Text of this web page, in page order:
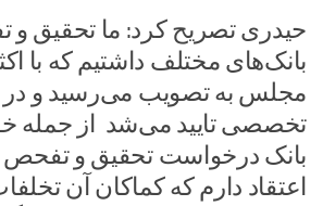
حیدری تصریح کرد: ما تحقیق و
بانک‌های مختلف داشتیم که با
مجلس به تصویب می‌رسید و
تخصصی تایید می‌شد از جمله
بانک درخواست تحقیق و تفحص
اعتقاد دارم که کماکان آن